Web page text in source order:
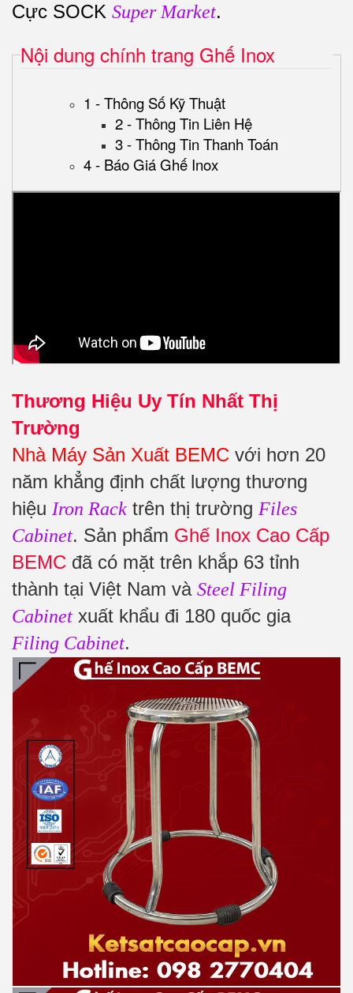
Cực SOCK Super Market.
Nội dung chính trang Ghế Inox
1 - Thông Số Kỹ Thuật
2 - Thông Tin Liên Hệ
3 - Thông Tin Thanh Toán
4 - Báo Giá Ghế Inox
Thương Hiệu Uy Tín Nhất Thị
Trường
Nhà Máy Sản Xuất BEMC với hơn 20
năm khẳng định chất lượng thương
hiệu Iron Rack trên thị trường Files
Cabinet. Sản phẩm Ghế Inox Cao Cấp
BEMC đã có mặt trên khắp 63 tỉnh
thành tại Việt Nam và Steel Filing
Cabinet xuất khẩu đi 180 quốc gia
Filing Cabinet.